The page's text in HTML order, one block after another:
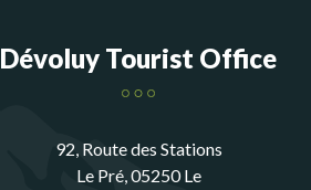
Dévoluy Tourist Office
92, Route des Stations
Le Pré, 05250 Le